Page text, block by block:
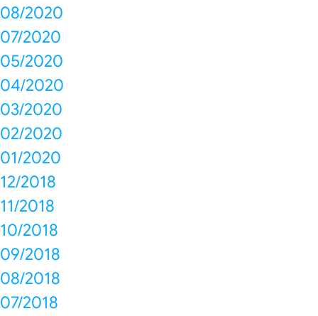
08/2020
07/2020
05/2020
04/2020
03/2020
02/2020
01/2020
12/2018
11/2018
10/2018
09/2018
08/2018
07/2018